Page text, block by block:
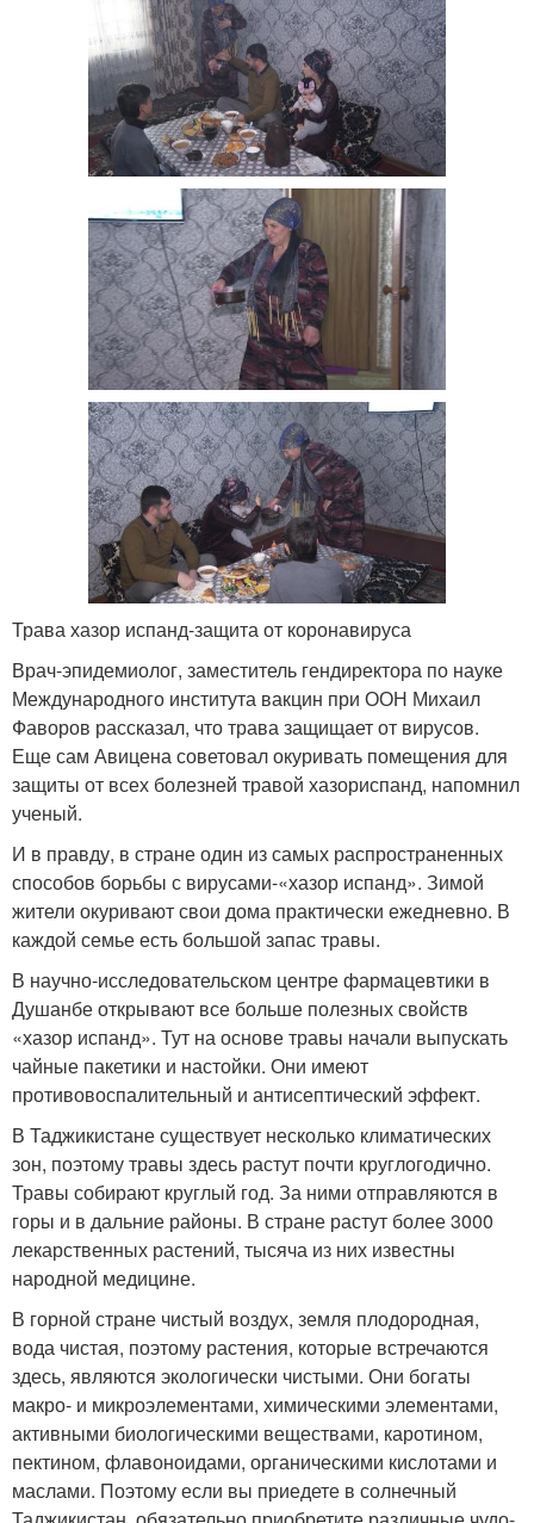
Трава хазор испанд-защита от коронавируса
Врач-эпидемиолог, заместитель гендиректора по науке
Международного института вакцин при ООН Михаил
Фаворов рассказал, что трава защищает от вирусов.
Еще сам Авицена советовал окуривать помещения для
защиты от всех болезней травой хазориспанд, напомнил
ученый.
И в правду, в стране один из самых распространенных
способов борьбы с вирусами-«хазор испанд». Зимой
жители окуривают свои дома практически ежедневно. В
каждой семье есть большой запас травы.
В научно-исследовательском центре фармацевтики в
Душанбе открывают все больше полезных свойств
«хазор испанд». Тут на основе травы начали выпускать
чайные пакетики и настойки. Они имеют
противовоспалительный и антисептический эффект.
В Таджикистане существует несколько климатических
зон, поэтому травы здесь растут почти круглогодично.
Травы собирают круглый год. За ними отправляются в
горы и в дальние районы. В стране растут более 3000
лекарственных растений, тысяча из них известны
народной медицине.
В горной стране чистый воздух, земля плодородная,
вода чистая, поэтому растения, которые встречаются
здесь, являются экологически чистыми. Они богаты
макро- и микроэлементами, химическими элементами,
активными биологическими веществами, каротином,
пектином, флавоноидами, органическими кислотами и
маслами. Поэтому если вы приедете в солнечный